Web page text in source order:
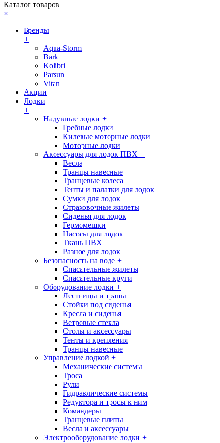
Каталог товаров
×
Бренды
+
Aqua-Storm
Bark
Kolibri
Parsun
Vitan
Акции
Лодки
+
Надувные лодки +
Гребные лодки
Килевые моторные лодки
Моторные лодки
Аксессуары для лодок ПВХ +
Весла
Транцы навесные
Транцевые колеса
Тенты и палатки для лодок
Сумки для лодок
Страховочные жилеты
Сиденья для лодок
Гермомешки
Насосы для лодок
Ткань ПВХ
Разное для лодок
Безопасность на воде +
Спасательные жилеты
Спасательные круги
Оборудование лодки +
Лестницы и трапы
Стойки под сиденья
Кресла и сиденья
Ветровые стекла
Столы и аксессуары
Тенты и крепления
Транцы навесные
Управление лодкой +
Механические системы
Троса
Рули
Гидравлические системы
Редуктора и тросы к ним
Командеры
Транцевые плиты
Весла и аксессуары
Электрооборудование лодки +